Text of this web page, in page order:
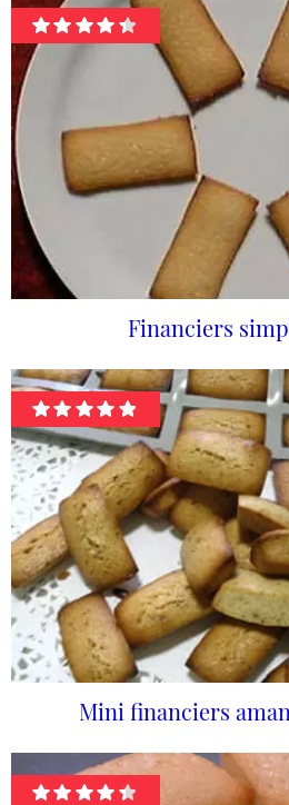
Financiers
Mini financiers